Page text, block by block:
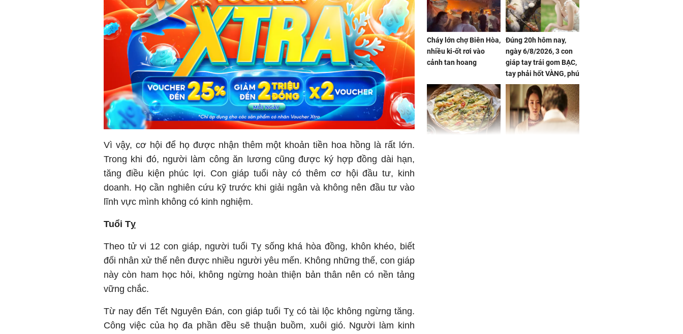
Vì vậy, cơ hội để họ được nhận thêm một khoản tiền hoa hồng là rất lớn.
Trong khi đó, người làm công ăn lương cũng được ký hợp đồng dài hạn,
tăng điều kiện phúc lợi. Con giáp tuổi này có thêm cơ hội đầu tư, kinh
doanh. Họ cần nghiên cứu kỹ trước khi giải ngân và không nên đầu tư vào
lĩnh vực mình không có kinh nghiệm.
Tuổi Tỵ
Theo tử vi 12 con giáp, người tuổi Tỵ sống khá hòa đồng, khôn khéo, biết
đối nhân xử thế nên được nhiều người yêu mến. Không những thế, con giáp
này còn ham học hỏi, không ngừng hoàn thiện bản thân nên có nền tảng
vững chắc.
Từ nay đến Tết Nguyên Đán, con giáp tuổi Tỵ có tài lộc không ngừng tăng.
Công việc của họ đa phần đều sẽ thuận buồm, xuôi gió. Người làm kinh
Cháy lớn chợ Biên Hòa,
nhiều ki-ốt rơi vào
cảnh tan hoang
Đúng 20h hôm nay,
ngày 6/8/2026, 3 con
giáp tay trái gom BẠC,
tay phải hốt VÀNG, phú
quý ngập nhà, của cải
chất đầy kho